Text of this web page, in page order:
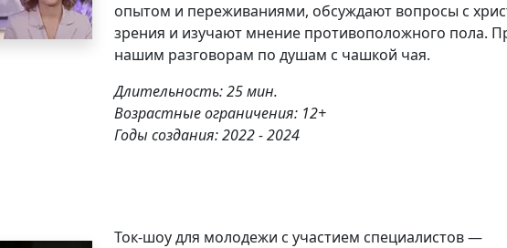
опытом и переживаниями, обсуждают вопросы с
зрения и изучают мнение противоположного пола.
нашим разговорам по душам с чашкой чая.
Длительность: 25 мин.
Возрастные ограничения: 12+
Годы создания: 2022 - 2024
Ток-шоу для молодежи с участием специалистов —